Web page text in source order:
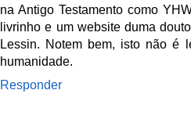
na Antigo Testamento como
livrinho e um website duma
Lessin. Notem bem, isto não é
humanidade.
Responder